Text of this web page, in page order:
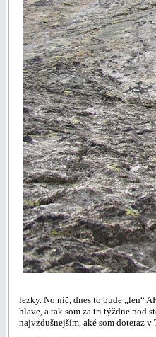
lezky. No nič, dnes to bude „len“
hlave, a tak som za tri týždne pod
najvzdušnejším, aké som doteraz v